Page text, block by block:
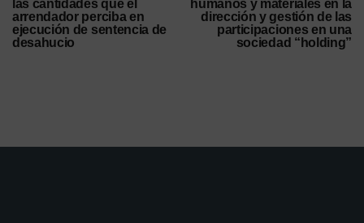
las cantidades que el
arrendador perciba en
ejecución de sentencia de
desahucio
humanos y materiales en la
dirección y gestión de las
participaciones en una
sociedad “holding”